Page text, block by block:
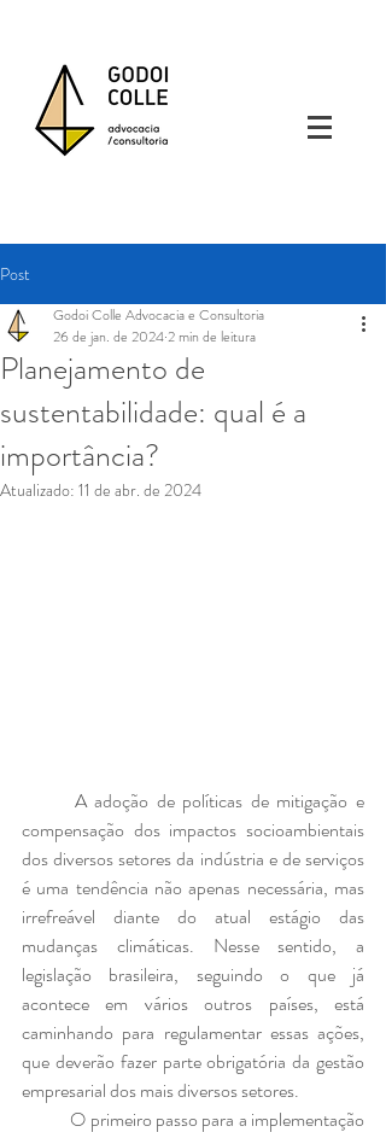
Post
Planejamento de
sustentabilidade: qual é a
importância?
Godoi Colle Advocacia e Consultoria
26 de jan. de 20242 min de leitura
Atualizado: 11 de abr. de 2024
compensação dos impactos socioambientais
dos diversos setores da indústria e de serviços
é uma tendência não apenas necessária, mas
irrefreável diante do atual estágio das
mudanças climáticas. Nesse sentido, a
legislação brasileira, seguindo o que já
acontece em vários outros países, está
caminhando para regulamentar essas ações,
que deverão fazer parte obrigatória da gestão
empresarial dos mais diversos setores.